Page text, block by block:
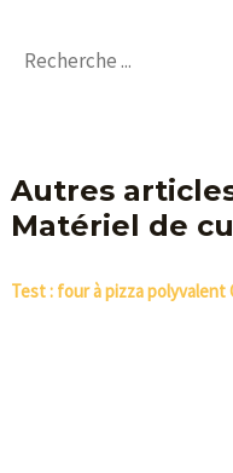
Autres
Matériel de
Test : four à pizza polyvalent